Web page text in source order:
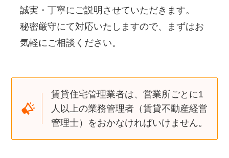
誠実・丁寧にご説明させていただきます。
秘密厳守にて対応いたしますので、まずはお
気軽にご相談ください。
賃貸住宅管理業者は、営業所ごとに1
人以上の業務管理者（賃貸不動産経営
管理士）をおかなければいけません。